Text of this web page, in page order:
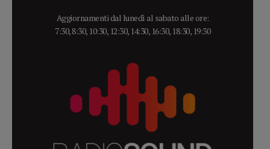
Aggiornamenti dal lunedì al sabato alle ore:
7:30, 8:30, 10:30, 12:30, 14:30, 16:30, 18:30, 19:30